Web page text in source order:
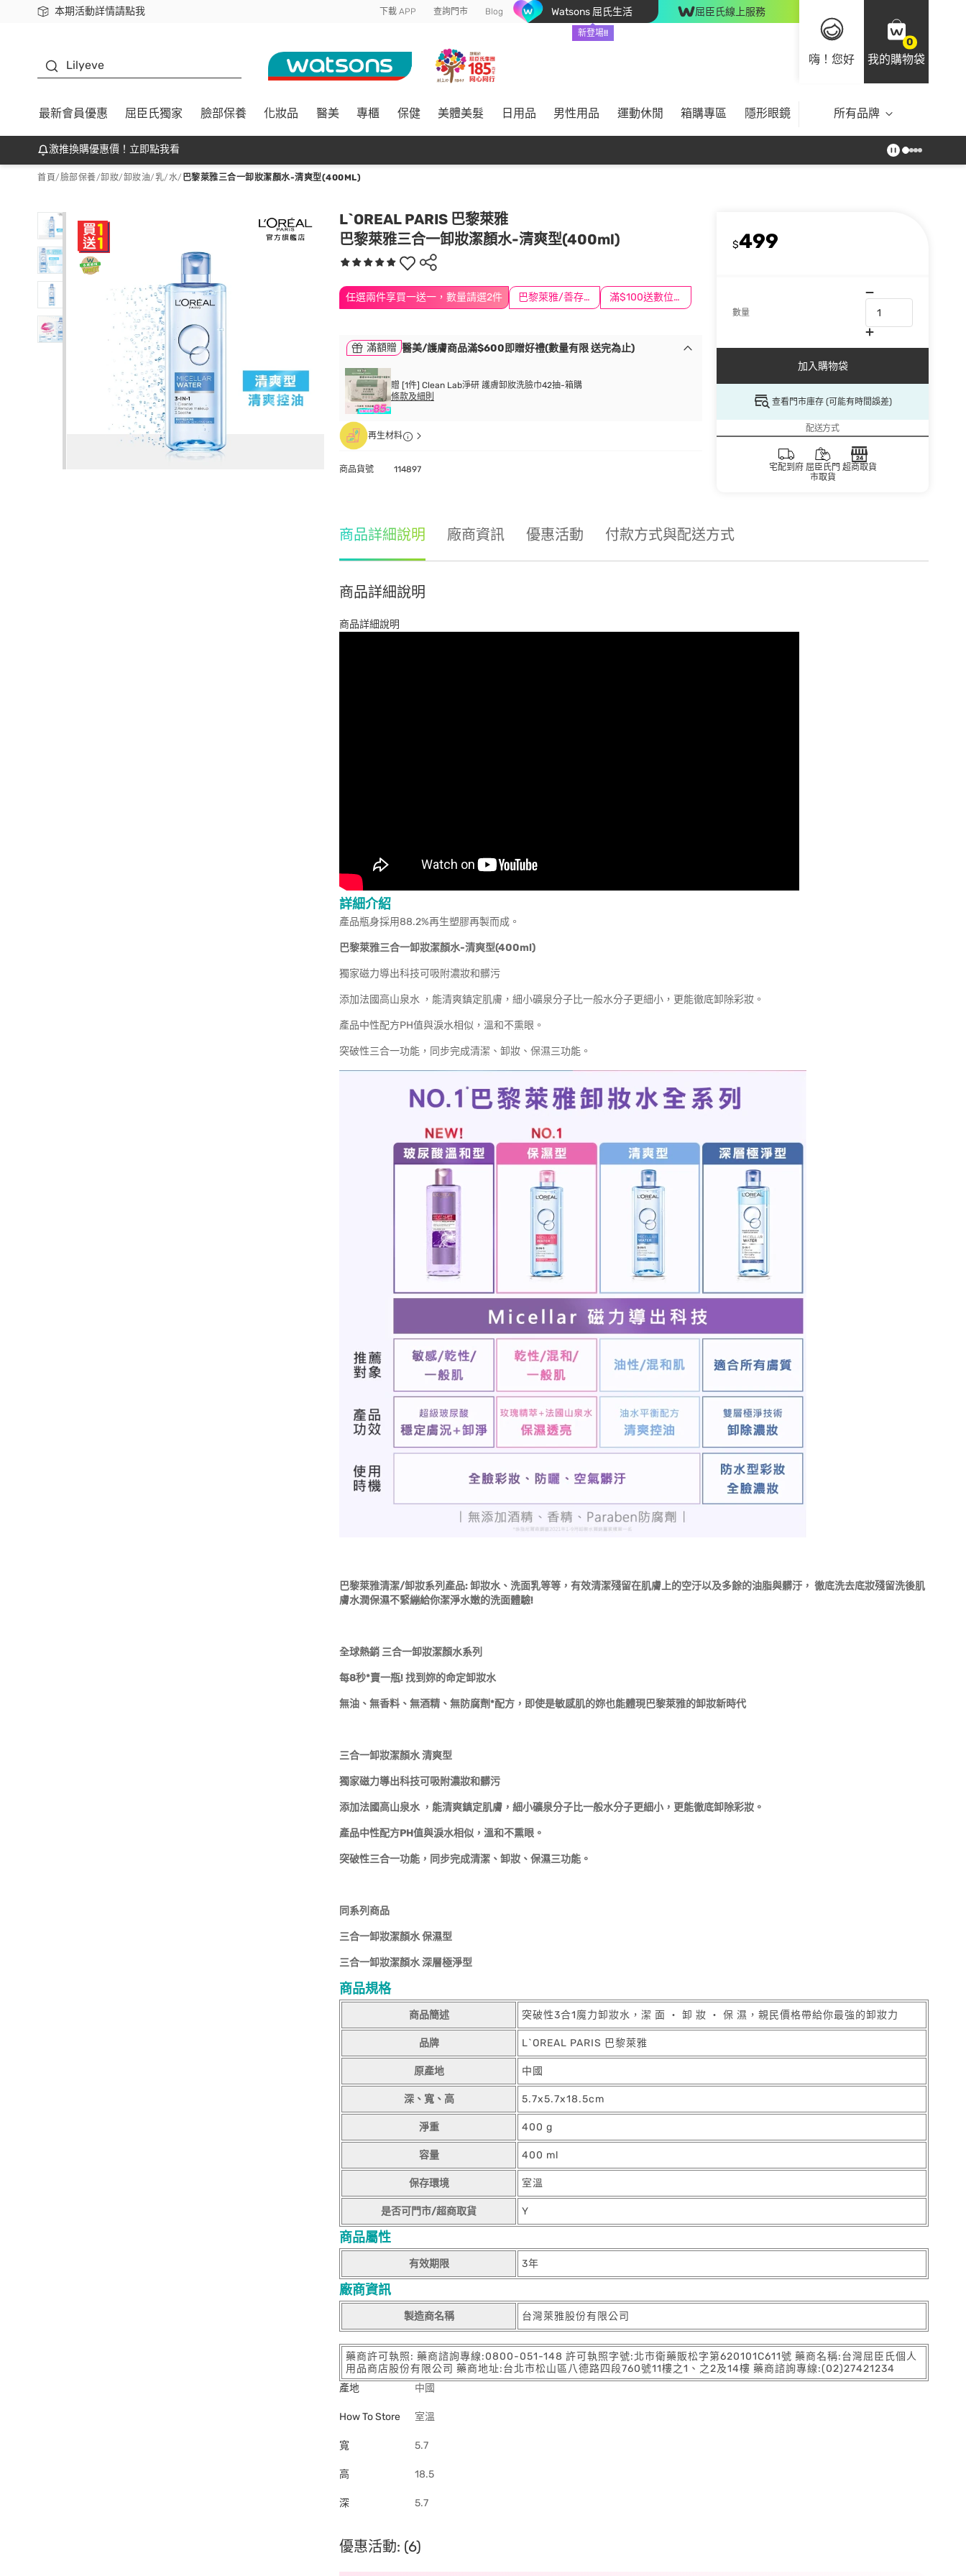
本期活動詳情請點我
下載app最高回饋$350 下載 APP 查詢門市 Blog Watsons 屈氏生活
新登場!!
屈臣氏線上服務
嗨！您好
0
我的購物袋
Lilyeve
最新會員優惠 屈臣氏獨家 臉部保養 化妝品 醫美 專櫃 保健 美體美髮 日用品 男性用品 運動休閒 箱購專區 隱形眼鏡 所有品牌
激推換購優惠價！立即點我看
首頁/臉部保養/卸妝/卸妝油/乳/水/ 巴黎萊雅三合一卸妝潔顏水-清爽型(400ML)
L`OREAL PARIS 巴黎萊雅
巴黎萊雅三合一卸妝潔顏水-清爽型(400ml)
任選兩件享買一送一，數量請選2件 巴黎萊雅/善存/挺立/克補滿$1588折$100 滿$100送數位印花
$499
數量
加入購物袋
查看門市庫存 (可能有時間誤差)
配送方式
宅配到府 屈臣氏門
市取貨
超商取貨
滿額贈 醫美/護膚商品滿$600即贈好禮(數量有限 送完為止)
贈 [1件] Clean Lab淨研 護膚卸妝洗臉巾42抽-箱購
條款及細則
再生材料
商品貨號 114897
商品詳細說明 廠商資訊 優惠活動 付款方式與配送方式
商品詳細說明
商品詳細說明
詳細介紹
產品瓶身採用88.2%再生塑膠再製而成。
巴黎萊雅三合一卸妝潔顏水-清爽型(400ml)
獨家磁力導出科技可吸附濃妝和髒污
添加法國高山泉水 ，能清爽鎮定肌膚，細小礦泉分子比一般水分子更細小，更能徹底卸除彩妝。
產品中性配方PH值與淚水相似，溫和不熏眼。
突破性三合一功能，同步完成清潔、卸妝、保濕三功能。
巴黎萊雅清潔/卸妝系列產品:卸妝水、洗面乳等等，有效清潔殘留在肌膚上的空汙以及多餘的油脂與髒汙， 徹底洗去底妝殘留洗後肌
膚水潤保濕不緊繃給你潔淨水嫩的洗面體驗!
全球熱銷 三合一卸妝潔顏水系列
每8秒*賣一瓶!找到妳的命定卸妝水
無油、無香料、無酒精、無防腐劑*配方，即使是敏感肌的妳也能體現巴黎萊雅的卸妝新時代
三合一卸妝潔顏水清爽型
獨家磁力導出科技可吸附濃妝和髒污
添加法國高山泉水 ，能清爽鎮定肌膚，細小礦泉分子比一般水分子更細小，更能徹底卸除彩妝。
產品中性配方PH值與淚水相似，溫和不熏眼。
突破性三合一功能，同步完成清潔、卸妝、保濕三功能。
同系列商品
三合一卸妝潔顏水保濕型
三合一卸妝潔顏水深層極淨型
商品規格
商品簡述 突破性3合1魔力卸妝水，潔 面 ‧ 卸 妝 ‧ 保 濕，親民價格帶給你最強的卸妝力
品牌 L`OREAL PARIS 巴黎萊雅
原產地 中國
深、寬、高 5.7x5.7x18.5cm
淨重 400 g
容量 400 ml
保存環境 室溫
是否可門市/超商取貨 Y
商品屬性
有效期限 3年
廠商資訊
製造商名稱 台灣萊雅股份有限公司
藥商許可執照: 藥商諮詢專線:0800-051-148 許可執照字號:北市衛藥販松字第620101C611號 藥商名稱:台灣屈臣氏個人
用品商店股份有限公司 藥商地址:台北市松山區八德路四段760號11樓之1、之2及14樓 藥商諮詢專線:(02)27421234
產地
中國
How To Store 室溫
寬 5.7
高 18.5
深 5.7
優惠活動: (6)